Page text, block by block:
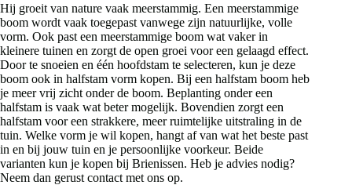
Hij groeit van nature vaak meerstammig. Een meerstammige
boom wordt vaak toegepast vanwege zijn natuurlijke, volle
vorm. Ook past een meerstammige boom wat vaker in
kleinere tuinen en zorgt de open groei voor een gelaagd effect.
Door te snoeien en één hoofdstam te selecteren, kun je deze
boom ook in halfstam vorm kopen. Bij een halfstam boom heb
je meer vrij zicht onder de boom. Beplanting onder een
halfstam is vaak wat beter mogelijk. Bovendien zorgt een
halfstam voor een strakkere, meer ruimtelijke uitstraling in de
tuin. Welke vorm je wil kopen, hangt af van wat het beste past
in en bij jouw tuin en je persoonlijke voorkeur. Beide
varianten kun je kopen bij Brienissen. Heb je advies nodig?
Neem dan gerust contact met ons op.